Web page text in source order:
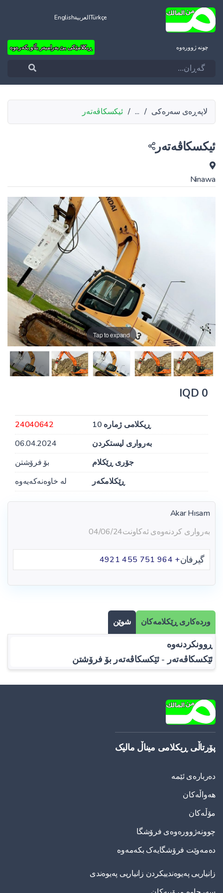
TürkçeالعربيةEnglish
چونه‌ ژووره‌وه‌ ڕیکلامێکی بێ بەرامبەر بڵاو بکەرەوە
لاپەڕەی سەرەکی /
...
/ ئیکسکاڤەتەر
ئیکسکاڤەتەر
Ninawa
Tap to expand
0 IQD
ڕیکلامی ژمارە 10
24040642
بەرواری لیستکردن
06.04.2024
جۆری ڕێکلام
بۆ فرۆشتن
ڕێکلامکەر
لە خاوەنەکەیەوە
Akar Hısam
بەرواری کردنەوەی ئەکاونت04/06/24
گیرفان+ 964 751 455 4921
وردەکاری ڕێکلامەکان شوێن
ڕوونکردنەوە
ئێکسکاڤەتەر - ئێکسکاڤەتەر بۆ فرۆشتن
پۆرتاڵی ڕیکلامی میناڵ مالیک
دەربارەی ئێمە
هەواڵەکان
مۆڵەکان
چوونەژوورەوەی فرۆشگا
دەمەوێت فرۆشگایەک بکەمەوە
زانیاریی په‌یوه‌ندییكردن زانیاریی په‌یوه‌ندی